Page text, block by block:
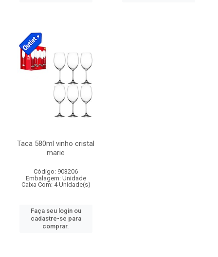
Taca 580ml vinho cristal
marie
Código: 903206
Embalagem: Unidade
Caixa Com: 4 Unidade(s)
Faça seu login ou
cadastre-se para
comprar.